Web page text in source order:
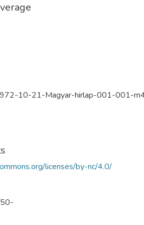
10-21-Magyar-hirlap-001-001-
licenses/by-nc/4.0/